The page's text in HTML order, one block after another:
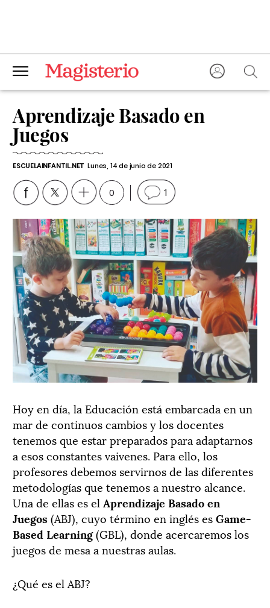
Aprendizaje Basado en
Juegos
ESCUELAINFANTIL.NET Lunes, 14 de junio de 2021
0 1
Hoy en día, la Educación está embarcada en un
mar de continuos cambios y los docentes
tenemos que estar preparados para adaptarnos
a esos constantes vaivenes. Para ello, los
profesores debemos servirnos de las diferentes
metodologías que tenemos a nuestro alcance.
Una de ellas es el Aprendizaje Basado en
Juegos(ABJ), cuyo término en inglés esGame-
Based Learning(GBL), donde acercaremos los
juegos de mesa a nuestras aulas.
¿Qué es el ABJ?